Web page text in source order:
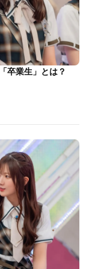
卒業生」とは？